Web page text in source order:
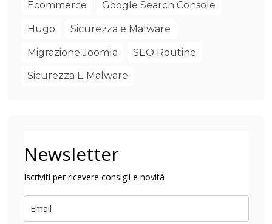
Ecommerce Google Search Console
Hugo Sicurezza e Malware
Migrazione Joomla SEO Routine
Sicurezza E Malware
Newsletter
Iscriviti per ricevere consigli e novità